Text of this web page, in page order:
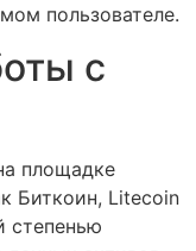
пользователе.
с
площадке
Биткоин, Litecoin
степенью